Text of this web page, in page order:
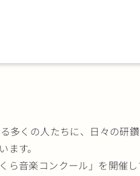
多くの人たちに、日々の研
す。
音楽コンクール」を開催し